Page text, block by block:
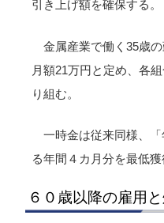
引き上げ額を確保する。
金属産業で働く35歳
月額21万円と定め、各
り組む。
一時金は従来同様、
る年間４カ月分を最低
６０歳以降の雇用